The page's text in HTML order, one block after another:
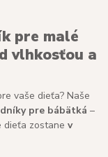
pre malé
vlhkosťou a
vaše dieťa? Naše
pre bábätká –
dieťa zostane v